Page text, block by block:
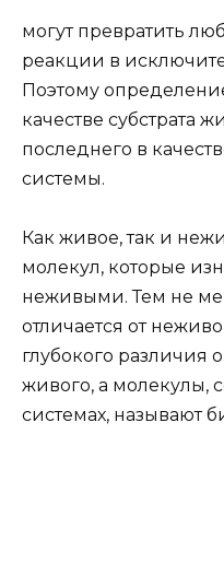
могут превратить
реакции в
Поэтому
качестве субстрата
последнего в
системы.
Как живое, так и
молекул, которые
неживыми. Тем не
отличается от
глубокого различия
живого, а молекулы,
системах, называют